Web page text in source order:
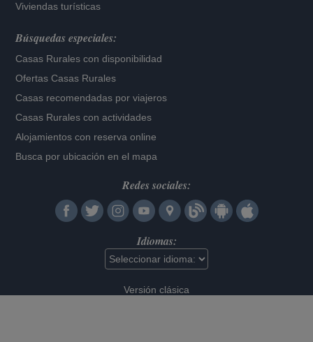
Viviendas turísticas
Búsquedas especiales:
Casas Rurales con disponibilidad
Ofertas Casas Rurales
Casas recomendadas por viajeros
Casas Rurales con actividades
Alojamientos con reserva online
Busca por ubicación en el mapa
Redes sociales:
Idiomas:
Versión clásica